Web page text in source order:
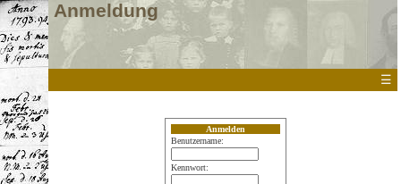
Anmeldung
☰
Anmelden
Benutzername:
Kennwort: